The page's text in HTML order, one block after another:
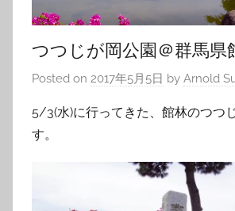
つつじが岡公園＠群馬県
Posted on 2017年5月5日 by Arnold
5/3(水)に行ってきた、館林のつつ
す。